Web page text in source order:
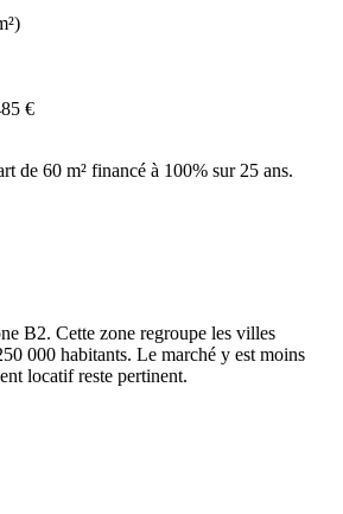
€
de 60 m² financé à 100% sur 25 ans.
B2. Cette zone regroupe les villes
000 habitants. Le marché y est moins
locatif reste pertinent.